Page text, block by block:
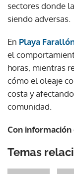
sectores donde
siendo adversas.
En Playa
el
horas, mientras
cómo el oleaje
costa y
comunidad.
Con
Temas